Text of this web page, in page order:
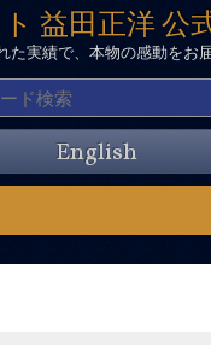
益田正洋 公
た実績で、本物の感動をお
English